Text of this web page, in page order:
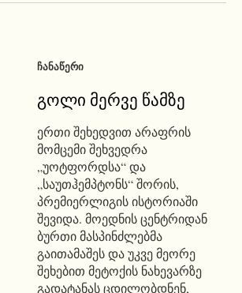
ᲩᲐᲜᲐᲬᲔᲠᲘ
გოლი მერვე წამზე
ერთი შეხედვით არაფრის
მომცემი შეხვედრა
„უოტფორდსა“ და
„საუთჰემპტონს“ შორის,
პრემიერლიგის ისტორიაში
შევიდა. მოედნის ცენტრიდან
ბურთი მასპინძლებმა
გაითამაშეს და უკვე მეორე
შეხებით მეტოქის ნახევარზე
გადატანას ცდილობდნენ,